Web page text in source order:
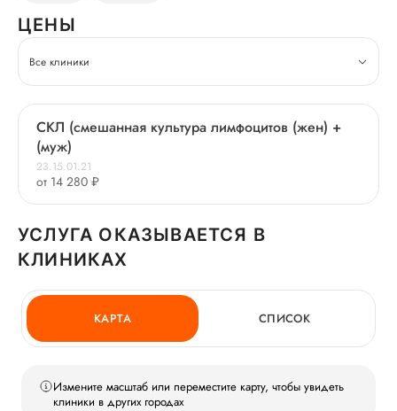
ЦЕНЫ
Все клиники
СКЛ (смешанная культура лимфоцитов (жен) +
(муж)
23.15.01.21
от 14 280 ₽
УСЛУГА ОКАЗЫВАЕТСЯ В
КЛИНИКАХ
КАРТА СПИСОК
Измените масштаб или переместите карту, чтобы увидеть
клиники в других городах